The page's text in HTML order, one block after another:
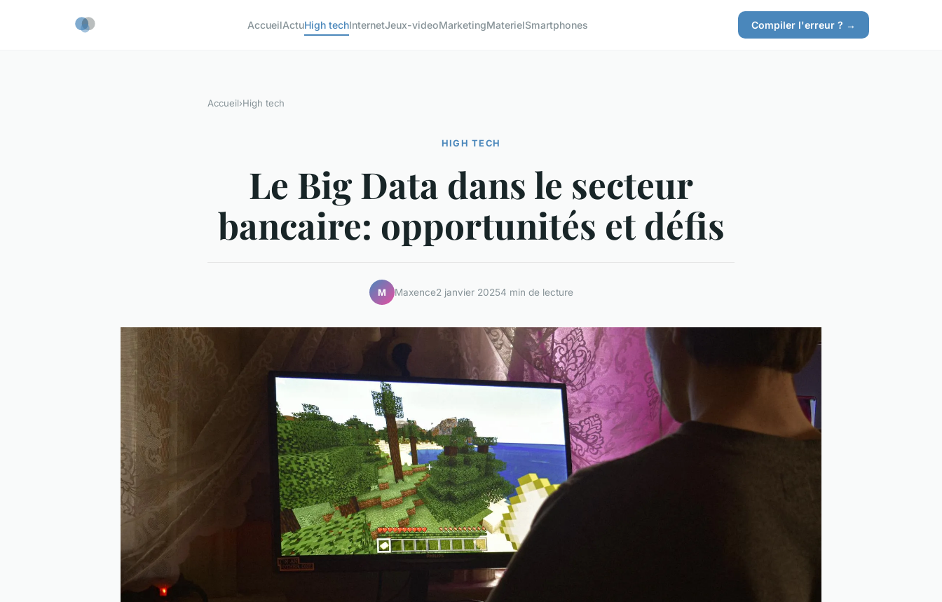
AccueilActuHigh techInternetJeux-videoMarketingMaterielSmartphones Compiler l'erreur ? →
Accueil›High tech
HIGH TECH
Le Big Data dans le secteur
bancaire: opportunités et défis
M Maxence2 janvier 20254 min de lecture